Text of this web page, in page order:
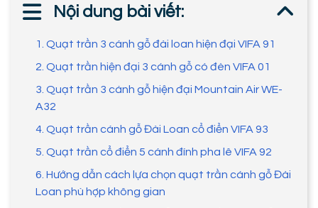
Nội dung bài viết:
1. Quạt trần 3 cánh gỗ đài loan hiện đại VIFA 91
2. Quạt trần hiện đại 3 cánh gỗ có đèn VIFA 01
3. Quạt trần 3 cánh gỗ hiện đại Mountain Air WE-
A32
4. Quạt trần cánh gỗ Đài Loan cổ điển VIFA 93
5. Quạt trần cổ điển 5 cánh đính pha lê VIFA 92
6. Hướng dẫn cách lựa chọn quạt trần cánh gỗ Đài
Loan phù hợp không gian